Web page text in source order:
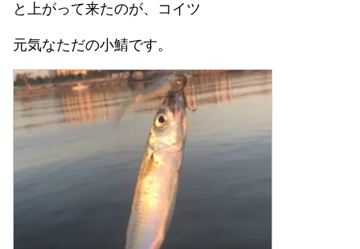
と上がって来たのが、コイツ
元気なただの小鯖です。